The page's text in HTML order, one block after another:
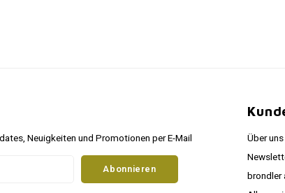
Neuigkeiten und Promotionen per E-Mail
Abonnieren
Über uns
brondler